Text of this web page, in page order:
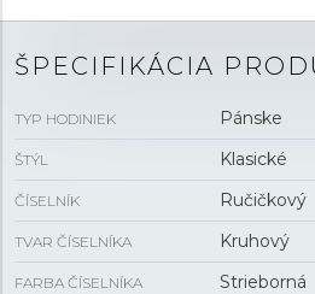
ŠPECIFIKÁCIA
TYP HODINIEK Pánske
ŠTÝL Klasické
ČÍSELNÍK Ručičkový
TVAR ČÍSELNÍKA Kruhový
FARBA ČÍSELNÍKA Strieborná